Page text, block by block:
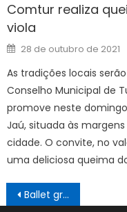
Comtur realiza
viola
Posted
on
28 de outubro de 2021
As tradições locais
Conselho Municipal de
promove neste
Jaú, situada às
cidade. O convite, no
uma deliciosa queima
Navegação
Ballet gratuito encanta crianças e transforma vidas